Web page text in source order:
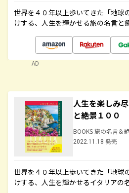
世界を４０年以上歩いてきた「地球
けする、人生を輝かせる旅の名言と
AD
人生を楽しみ
と絶景１００
BOOKS 旅の名言＆
2022.11.18 発売
世界を４０年以上歩いてきた「地球
けする、人生を輝かせるイタリアの